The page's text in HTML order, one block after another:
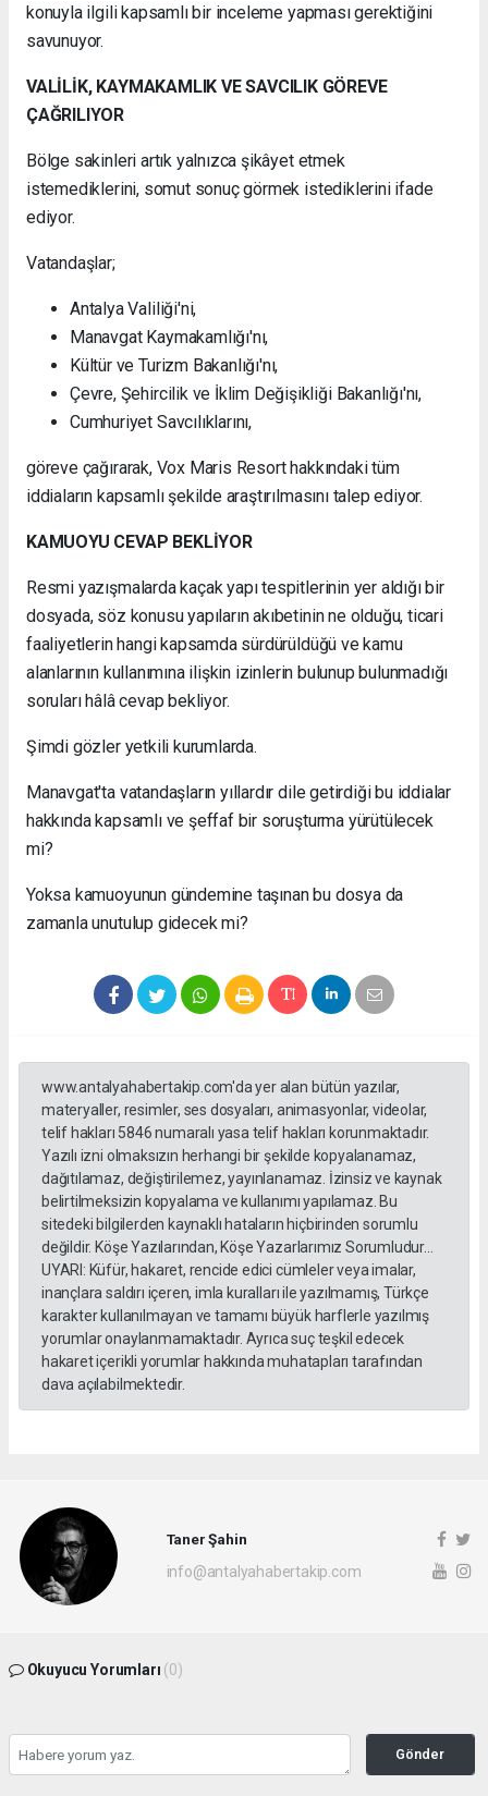
konuyla ilgili kapsamlı bir inceleme yapması gerektiğini
savunuyor.
VALİLİK, KAYMAKAMLIK VE SAVCILIK GÖREVE
ÇAĞRILIYOR
Bölge sakinleri artık yalnızca şikâyet etmek
istemediklerini, somut sonuç görmek istediklerini ifade
ediyor.
Vatandaşlar;
Antalya Valiliği'ni,
Manavgat Kaymakamlığı'nı,
Kültür ve Turizm Bakanlığı'nı,
Çevre, Şehircilik ve İklim Değişikliği Bakanlığı'nı,
Cumhuriyet Savcılıklarını,
göreve çağırarak, Vox Maris Resort hakkındaki tüm
iddiaların kapsamlı şekilde araştırılmasını talep ediyor.
KAMUOYU CEVAP BEKLİYOR
Resmi yazışmalarda kaçak yapı tespitlerinin yer aldığı bir
dosyada, söz konusu yapıların akıbetinin ne olduğu, ticari
faaliyetlerin hangi kapsamda sürdürüldüğü ve kamu
alanlarının kullanımına ilişkin izinlerin bulunup bulunmadığı
soruları hâlâ cevap bekliyor.
Şimdi gözler yetkili kurumlarda.
Manavgat'ta vatandaşların yıllardır dile getirdiği bu iddialar
hakkında kapsamlı ve şeffaf bir soruşturma yürütülecek
mi?
Yoksa kamuoyunun gündemine taşınan bu dosya da
zamanla unutulup gidecek mi?
www.antalyahabertakip.com'da yer alan bütün yazılar,
materyaller, resimler, ses dosyaları, animasyonlar, videolar,
telif hakları 5846 numaralı yasa telif hakları korunmaktadır.
Yazılı izni olmaksızın herhangi bir şekilde kopyalanamaz,
dağıtılamaz, değiştirilemez, yayınlanamaz. İzinsiz ve kaynak
belirtilmeksizin kopyalama ve kullanımı yapılamaz. Bu
sitedeki bilgilerden kaynaklı hataların hiçbirinden sorumlu
değildir. Köşe Yazılarından, Köşe Yazarlarımız Sorumludur...
UYARI: Küfür, hakaret, rencide edici cümleler veya imalar,
inançlara saldırı içeren, imla kuralları ile yazılmamış, Türkçe
karakter kullanılmayan ve tamamı büyük harflerle yazılmış
yorumlar onaylanmamaktadır. Ayrıca suç teşkil edecek
hakaret içerikli yorumlar hakkında muhatapları tarafından
dava açılabilmektedir.
Taner Şahin
info@antalyahabertakip.com
Okuyucu Yorumları (0)
Gönder